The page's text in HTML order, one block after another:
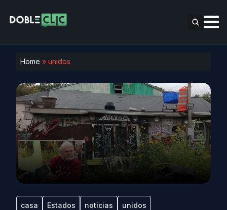
Home » unidos
casa Estados noticias unidos